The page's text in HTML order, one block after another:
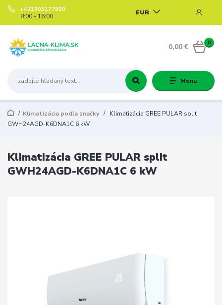
Menu
EUR
+421903177900
8:00 - 16:00
0
0,00 €
Klimatizácia podľa značky
Klimatizácia GREE PULAR split
GWH24AGD-K6DNA1C 6 kW
Klimatizácia GREE PULAR split
GWH24AGD-K6DNA1C 6 kW